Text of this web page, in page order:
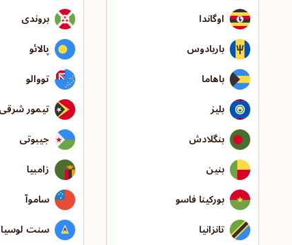
اوگاندا
باربادوس
باهاما
بلیز
بنگلادش
بنین
بورکینا فاسو
تانزانیا
بروندی
پالائو
تووالو
تیمور شرقی
جیبوتی
زامبیا
ساموآ
سنت لوسیا